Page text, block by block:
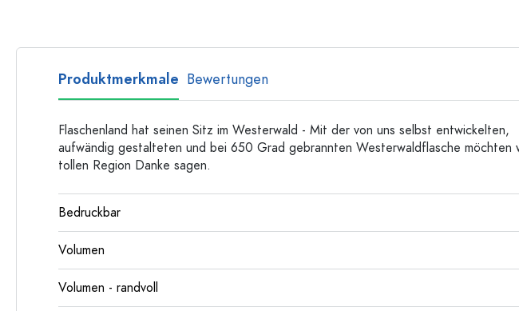
Flaschen nach Material
Glasflaschen
Steinzeugflaschen
Produktmerkmale Bewertungen
Flaschenland hat seinen Sitz im Westerwald - Mit der von uns selbst entwickelten,
aufwändig gestalteten und bei 650 Grad gebrannten Westerwaldflasche möchten
tollen Region Danke sagen.
Bedruckbar
Volumen
Volumen - randvoll